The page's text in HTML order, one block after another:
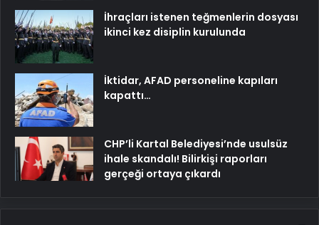
İhraçları istenen teğmenlerin dosyası
ikinci kez disiplin kurulunda
İktidar, AFAD personeline kapıları
kapattı…
CHP’li Kartal Belediyesi’nde usulsüz
ihale skandalı! Bilirkişi raporları
gerçeği ortaya çıkardı